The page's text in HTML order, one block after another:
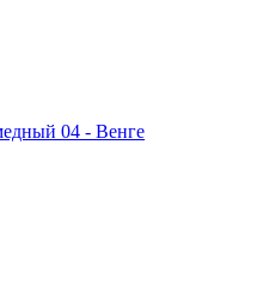
04 - Венге